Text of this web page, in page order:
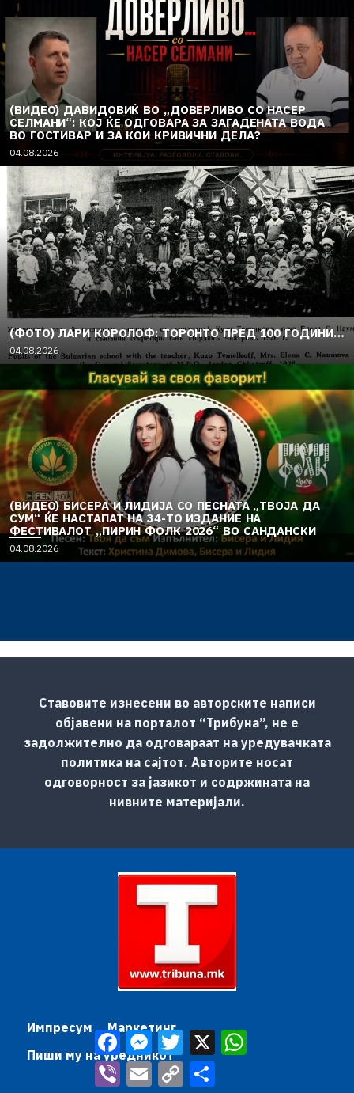
(ВИДЕО) ДАВИДОВИЌ ВО „ДОВЕРЛИВО СО НАСЕР
СЕЛМАНИ“: КОЈ ЌЕ ОДГОВАРА ЗА ЗАГАДЕНАТА ВОДА
ВО ГОСТИВАР И ЗА КОИ КРИВИЧНИ ДЕЛА?
04.08.2026
(ФОТО) ЛАРИ КОРОЛОФ: ТОРОНТО ПРЕД 100 ГОДИНИ…
04.08.2026
(ВИДЕО) БИСЕРА И ЛИДИЈА СО ПЕСНАТА „ТВОЈА ДА
СУМ“ ЌЕ НАСТАПАТ НА 34-ТО ИЗДАНИЕ НА
ФЕСТИВАЛОТ „ПИРИН ФОЛК 2026“ ВО САНДАНСКИ
04.08.2026
Ставовите изнесени во авторските написи
објавени на порталот “Трибуна”, не е
задолжително да одговараат на уредувачката
политика на сајтот. Авторите носат
одговорност за јазикот и содржината на
нивните материјали.
Импресум
Маркетинг
Пиши му на уредникот
FacebookMessenger
TwitterX
Viber
Email Copy
Link